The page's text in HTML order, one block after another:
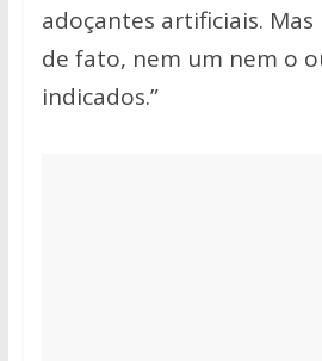
adoçantes artificiais.
de fato, nem um nem o
indicados.”